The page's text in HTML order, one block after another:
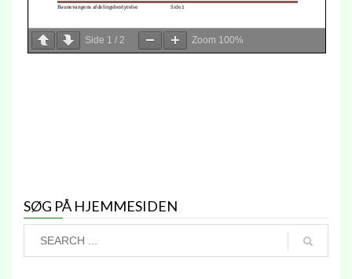
Side 1 / 2 Zoom 100%
SØG PÅ HJEMMESIDEN